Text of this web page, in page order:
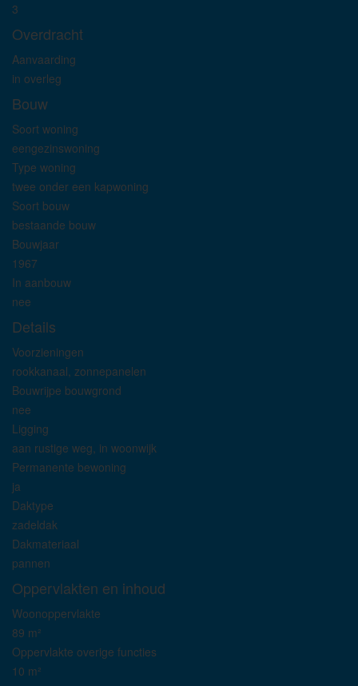
3
Overdracht
Aanvaarding
in overleg
Bouw
Soort woning
eengezinswoning
Type woning
twee onder een kapwoning
Soort bouw
bestaande bouw
Bouwjaar
1967
In aanbouw
nee
Details
Voorzieningen
rookkanaal, zonnepanelen
Bouwrijpe bouwgrond
nee
Ligging
aan rustige weg, in woonwijk
Permanente bewoning
ja
Daktype
zadeldak
Dakmateriaal
pannen
Oppervlakten en inhoud
Woonoppervlakte
89 m²
Oppervlakte overige functies
10 m²